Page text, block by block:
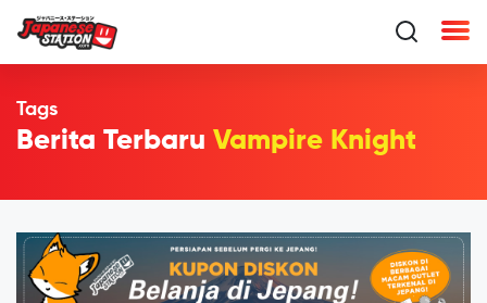
Tags
Berita Terbaru Vampire Knight